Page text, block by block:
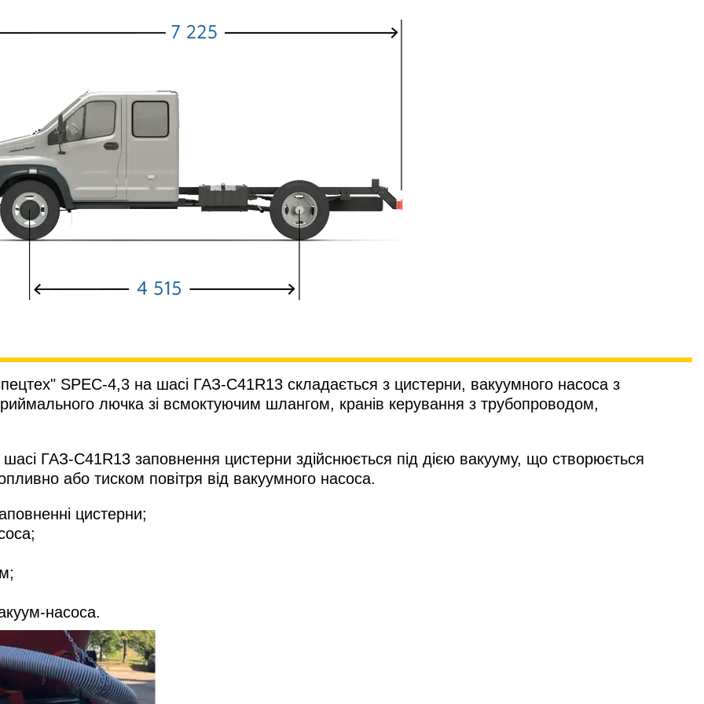
SPEC-4,3 на шасі ГАЗ-С41R13 складається з цистерни, вакуумного насоса з
лючка зі всмоктуючим шлангом, кранів керування з трубопроводом,
ГАЗ-С41R13 заповнення цистерни здійснюється під дією вакууму, що створюється
або тиском повітря від вакуумного насоса.
цистерни;
насоса.